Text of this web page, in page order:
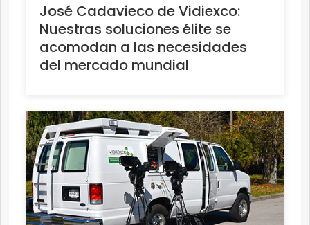
José Cadavieco de Vidiexco:
Nuestras soluciones élite se
acomodan a las necesidades
del mercado mundial